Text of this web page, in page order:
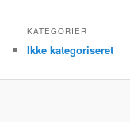
KATEGORIER
Ikke kategoriseret